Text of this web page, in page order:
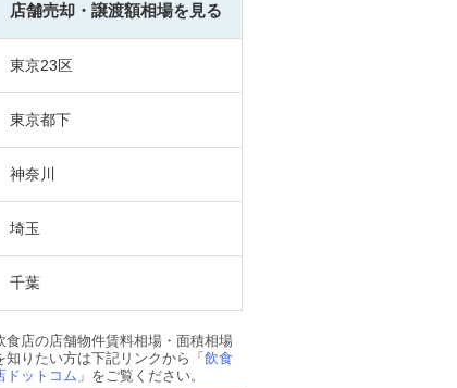
店舗売却・譲渡額相場を見る
東京23区
東京都下
神奈川
埼玉
千葉
食店の店舗物件賃料相場・面積相場
知りたい方は下記リンクから「 飲食
ドットコム 」をご覧ください。